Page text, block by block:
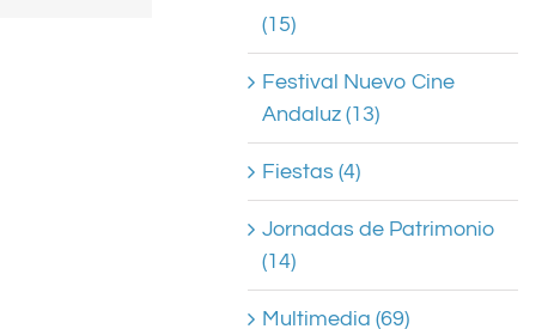
(15)
Festival Nuevo Cine
Andaluz (13)
Fiestas (4)
Jornadas de Patrimonio
(14)
Multimedia (69)